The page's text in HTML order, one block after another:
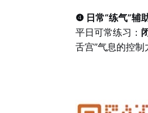
❹ 日常“练气”辅
平日可常练习：
舌宫”气息的控制